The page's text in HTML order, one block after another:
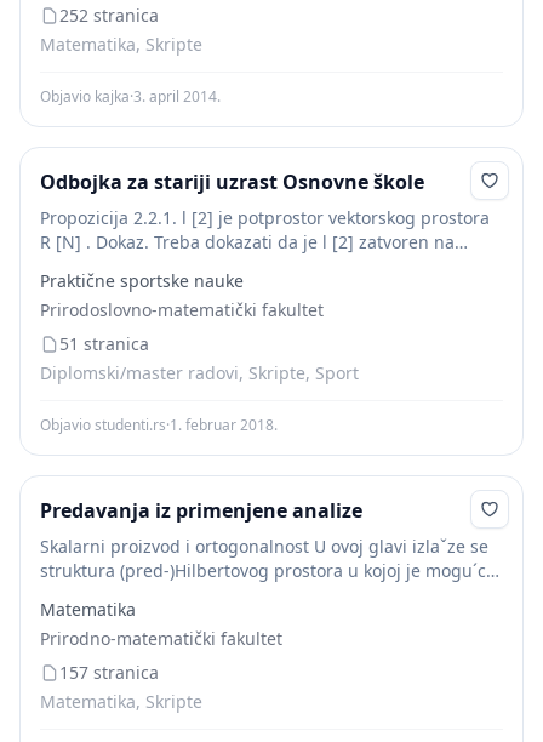
252 stranica
Matematika, Skripte
Objavio kajka·3. april 2014.
Odbojka za stariji uzrast Osnovne škole
Propozicija 2.2.1. l [2] je potprostor vektorskog prostora
R [N] . Dokaz. Treba dokazati da je l [2] zatvoren na
Praktične sportske nauke
Prirodoslovno-matematički fakultet
51 stranica
Diplomski/master radovi, Skripte, Sport
Objavio studenti.rs·1. februar 2018.
Predavanja iz primenjene analize
Skalarni proizvod i ortogonalnost U ovoj glavi izlaˇze se
struktura (pred-)Hilbertovog prostora u kojoj je mogu´ce
neprocenjivog znaˇcaja u mnogobrojnim primenama.
Pred- Hilbertovi prostori se...
Matematika
Prirodno-matematički fakultet
157 stranica
Matematika, Skripte